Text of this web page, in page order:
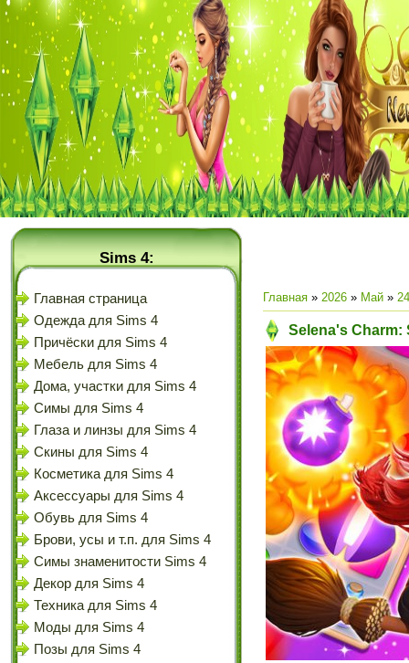
Sims 4:
Главная страница
Одежда для Sims 4
Причёски для Sims 4
Мебель для Sims 4
Дома, участки для Sims 4
Симы для Sims 4
Глаза и линзы для Sims 4
Скины для Sims 4
Косметика для Sims 4
Аксессуары для Sims 4
Обувь для Sims 4
Брови, усы и т.п. для Sims 4
Симы знаменитости Sims 4
Декор для Sims 4
Техника для Sims 4
Моды для Sims 4
Позы для Sims 4
Главная » 2026 » Май » 24
Selena's Charm: